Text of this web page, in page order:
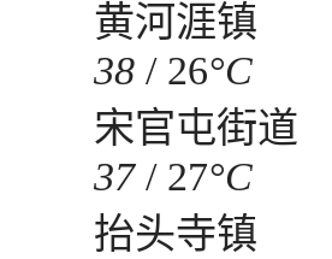
黄河涯镇
38 /26°C
宋官屯街道
37 /27°C
抬头寺镇